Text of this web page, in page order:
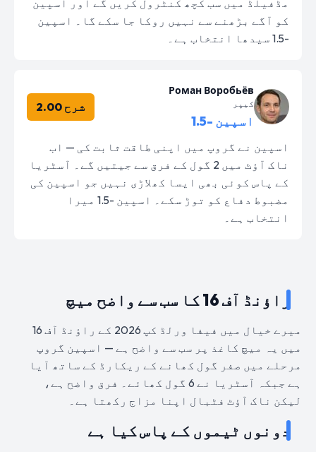
کو آگے بڑھنے سے نہیں روکا جا سکے گا۔ اسپین
-1.5 سیدھا انتخاب ہے۔
Роман Воробьёв
کیپر
اسپین -1.5
شرح 2.00
اسپین نے گروپ میں اپنی طاقت ثابت کی — اب
ناک آؤٹ میں 2 گول کے فرق سے جیتیں گے۔ آسٹریا
کے پاس کوئی بھی ایسا کھلاڑی نہیں جو اسپین کی
مضبوط دفاع کو توڑ سکے۔ اسپین -1.5 میرا
انتخاب ہے۔
راؤنڈ آف 16 کا سب سے واضح میچ
میرے خیال میں فیفا ورلڈ کپ 2026 کے راؤنڈ آف 16
میں یہ میچ کاغذ پر سب سے واضح ہے — اسپین گروپ
مرحلے میں صفر گول کھانے کے ریکارڈ کے ساتھ آیا
ہے جبکہ آسٹریا نے 6 گول کھائے۔ فرق واضح ہے،
لیکن ناک آؤٹ فٹبال اپنا مزاج رکھتا ہے۔
دونوں ٹیموں کے پاس کیا ہے